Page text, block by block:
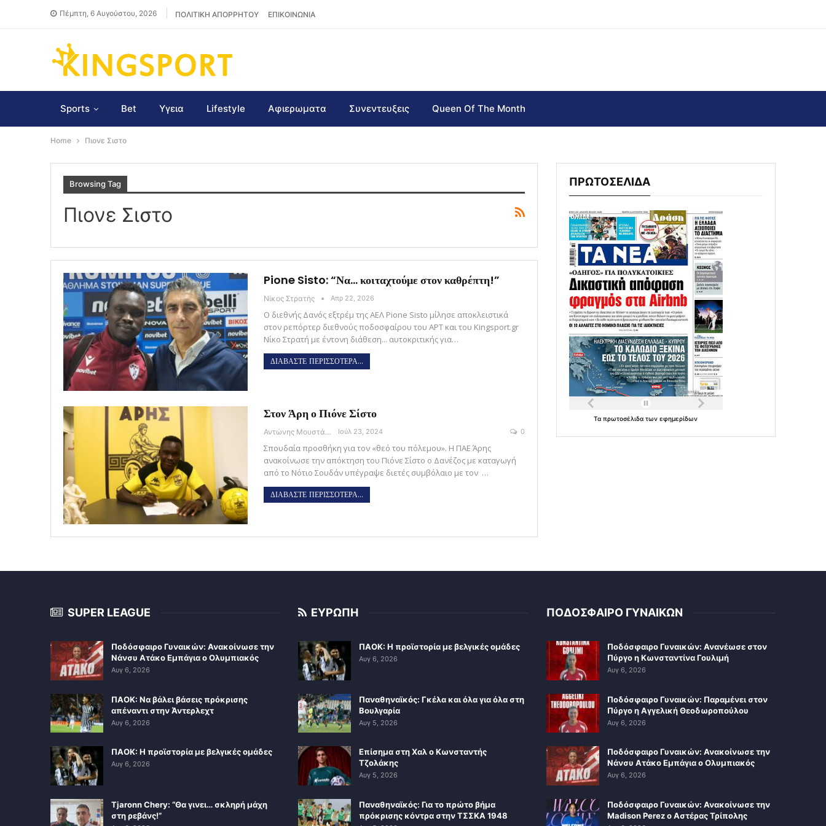
Πέμπτη, 6 Αυγούστου, 2026 ΠΟΛΙΤΙΚΗ ΑΠΟΡΡΗΤΟΥ ΕΠΙΚΟΙΝΩΝΙΑ
Sports Bet Υγεια Lifestyle Αφιερωματα Συνεντευξεις Queen Of The Month
Home Πιονε Σιστο
Browsing Tag
Πιονε Σιστο
Pione Sisto: “Να… κοιταχτούμε στον καθρέπτη!”
Νίκος Στρατής Απρ 22, 2026
Ο διεθνής Δανός εξτρέμ της ΑΕΛ Pione Sisto μίλησε αποκλειστικά
στον ρεπόρτερ διεθνούς ποδοσφαίρου του ΑΡΤ και του Kingsport.gr
Νίκο Στρατή με έντονη διάθεση... αυτοκριτικής για…
ΔΙΑΒΑΣΤΕ ΠΕΡΙΣΣΟΤΕΡΑ...
Στον Άρη ο Πιόνε Σίστο
Αντώνης Μουστάκας Ιούλ 23, 2024 0
Σπουδαία προσθήκη για τον «θεό του πόλεμου». Η ΠΑΕ Άρης
ανακοίνωσε την απόκτηση του Πιόνε Σίστο ο Δανέζος με καταγωγή
από το Νότιο Σουδάν υπέγραψε διετές συμβόλαιο με τον …
ΔΙΑΒΑΣΤΕ ΠΕΡΙΣΣΟΤΕΡΑ...
ΠΡΩΤΟΣΕΛΙΔΑ
Ταπρωτοσέλιδατωνεφημερίδων
SUPER LEAGUE
Ποδόσφαιρο Γυναικών: Ανακοίνωσε την
Νάνσυ Ατάκο Εμπάγια ο Ολυμπιακός
Αυγ 6, 2026
ΠΑΟΚ: Να βάλει βάσεις πρόκρισης
απέναντι στην Άντερλεχτ
Αυγ 6, 2026
ΠΑΟΚ: Η προϊστορία με βελγικές ομάδες
Αυγ 6, 2026
Tjaronn Chery: “Θα γινει… σκληρή μάχη
στη ρεβάνς!”
ΕΥΡΩΠΗ
ΠΑΟΚ: Η προϊστορία με βελγικές ομάδες
Αυγ 6, 2026
Παναθηναϊκός: Γκέλα και όλα για όλα στη
Βουλγαρία
Αυγ 5, 2026
Επίσημα στη Χαλ ο Κωνσταντής
Τζολάκης
Αυγ 5, 2026
Παναθηναϊκός: Για το πρώτο βήμα
πρόκρισης κόντρα στην ΤΣΣΚΑ 1948
ΠΟΔΟΣΦΑΙΡΟ ΓΥΝΑΙΚΩΝ
Ποδόσφαιρο Γυναικών: Ανανέωσε στον
Πύργο η Κωνσταντίνα Γουλιμή
Αυγ 6, 2026
Ποδόσφαιρο Γυναικών: Παραμένει στον
Πύργο η Αγγελική Θεοδωροπούλου
Αυγ 6, 2026
Ποδόσφαιρο Γυναικών: Ανακοίνωσε την
Νάνσυ Ατάκο Εμπάγια ο Ολυμπιακός
Αυγ 6, 2026
Ποδόσφαιρο Γυναικών: Ανακοίνωσε την
Madison Perez ο Αστέρας Τρίπολης